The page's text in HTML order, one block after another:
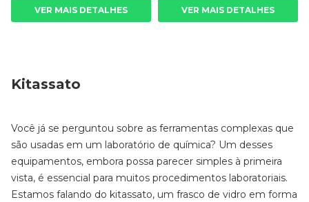
VER MAIS DETALHES VER MAIS DETALHES
Kitassato
Você já se perguntou sobre as ferramentas complexas que
são usadas em um laboratório de química? Um desses
equipamentos, embora possa parecer simples à primeira
vista, é essencial para muitos procedimentos laboratoriais.
Estamos falando do kitassato, um frasco de vidro em forma